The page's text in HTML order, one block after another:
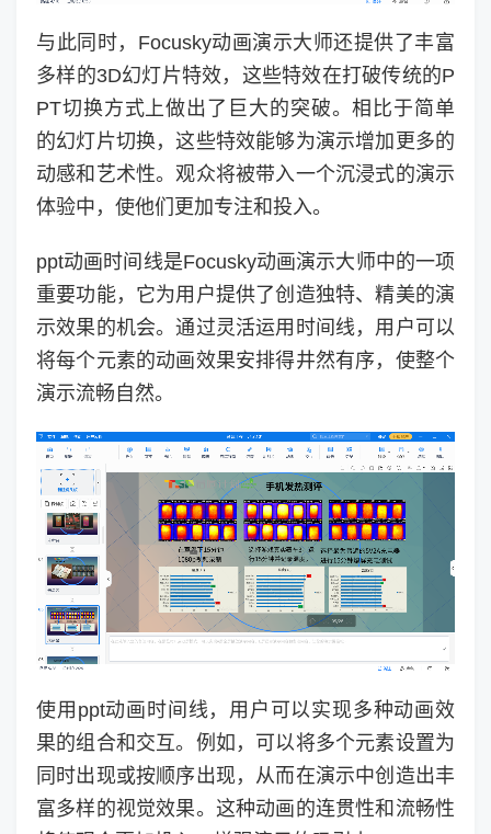
与此同时，Focusky动画演示大师还提供了丰富
多样的3D幻灯片特效，这些特效在打破传统的P
PT切换方式上做出了巨大的突破。相比于简单
的幻灯片切换，这些特效能够为演示增加更多的
动感和艺术性。观众将被带入一个沉浸式的演示
体验中，使他们更加专注和投入。
ppt动画时间线是Focusky动画演示大师中的一项
重要功能，它为用户提供了创造独特、精美的演
示效果的机会。通过灵活运用时间线，用户可以
将每个元素的动画效果安排得井然有序，使整个
演示流畅自然。
使用ppt动画时间线，用户可以实现多种动画效
果的组合和交互。例如，可以将多个元素设置为
同时出现或按顺序出现，从而在演示中创造出丰
富多样的视觉效果。这种动画的连贯性和流畅性